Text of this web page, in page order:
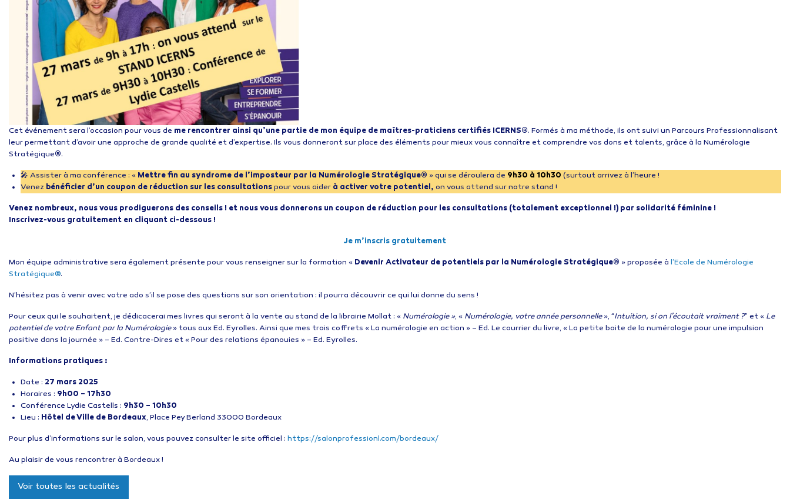
Cet événement sera l’occasion pour vous de me rencontrer ainsi qu’une partie de mon équipe de maîtres-praticiens certifiés ICERNS®. Formés à ma méthode, ils ont suivi un Parcours Professionnalisant
leur permettant d’avoir une approche de grande qualité et d’expertise. Ils vous donneront sur place des éléments pour mieux vous connaître et comprendre vos dons et talents, grâce à la Numérologie
Stratégique®.
🎤 Assister à ma conférence : « Mettre fin au syndrome de l’imposteur par la Numérologie Stratégique® » qui se déroulera de 9h30 à 10h30 (surtout arrivez à l’heure !
Venez bénéficier d’un coupon de réduction sur les consultationspour vous aider à activer votre potentiel, on vous attend sur notre stand !
Venez nombreux, nous vous prodiguerons des conseils ! et nous vous donnerons un coupon de réduction pour les consultations (totalement exceptionnel !) par solidarité féminine !
Inscrivez-vous gratuitement en cliquant ci-dessous !
Je m’inscris gratuitement
Mon équipe administrative sera également présente pour vous renseigner sur la formation « Devenir Activateur de potentiels par la Numérologie Stratégique® » proposée à l’Ecole de Numérologie
Stratégique®.
N’hésitez pas à venir avec votre ado s’il se pose des questions sur son orientation : il pourra découvrir ce qui lui donne du sens !
Pour ceux qui le souhaitent, je dédicacerai mes livres qui seront à la vente au stand de la librairie Mollat : « Numérologie », « Numérologie, votre année personnelle», “Intuition, si on l’écoutait vraiment ?” et « Le
potentiel de votre Enfant par la Numérologie» tous aux Ed. Eyrolles. Ainsi que mes trois coffrets « La numérologie en action » – Ed. Le courrier du livre, « La petite boite de la numérologie pour une impulsion
positive dans la journée » – Ed. Contre-Dires et « Pour des relations épanouies » – Ed. Eyrolles.
Informations pratiques :
Date : 27 mars 2025
Horaires : 9h00 – 17h30
Conférence Lydie Castells : 9h30 – 10h30
Lieu : Hôtel de Ville de Bordeaux, Place Pey Berland 33000 Bordeaux
Pour plus d’informations sur le salon, vous pouvez consulter le site officiel : https://salonprofessionl.com/bordeaux/
Au plaisir de vous rencontrer à Bordeaux !
Voir toutes les actualités